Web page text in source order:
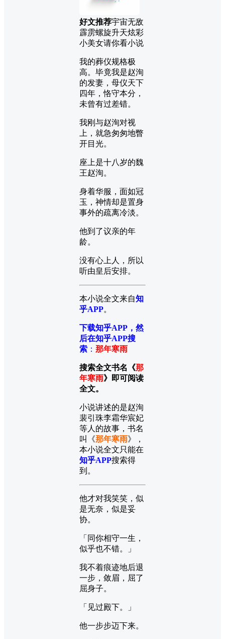
好文推荐宇宙无敌
霹雳螺旋升天炫彩
小美女请你看小说
我的葬仪规格极
高。毕竟我是赵洵
的发妻，母仪天下
四年，恪守本分，
未曾有过差错。
我刚与赵洵对视
上，就急匆匆地瞥
开目光。
座上是十八岁的魏
王赵洵。
身着华服，面如冠
玉，神情却是置身
事外的疏离冷淡。
他到了议亲的年
龄。
没有心上人，所以
听由皇后安排。
本小说全文来自知
乎APP。
下载知乎APP，然
后在知乎APP搜
索 ： 那年寒雨
搜索全文书名《那
年寒雨》即可阅读
全文。
小说讲述的是赵洵
裴引珠李霜华宸妃
等人的故事，书名
叫《那年寒雨》，
本小说全文只能在
知乎APP搜索得
到。
他才对我笑笑，似
是无奈，似是妥
协。
「同你相守一生，
似乎也不错。」
我不着痕迹地后退
一步，敛眉，屈了
屈身子。
「见过殿下。」
他一步步迈下来。